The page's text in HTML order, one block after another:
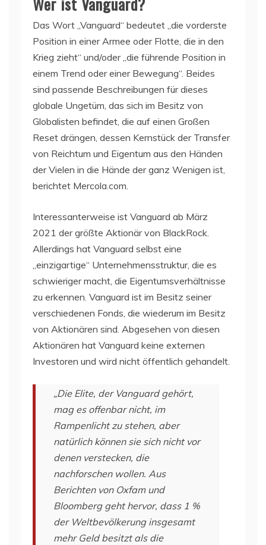
Das Wort „Vanguard“ bedeutet „die vorderste
Position in einer Armee oder Flotte, die in den
Krieg zieht“ und/oder „die führende Position in
einem Trend oder einer Bewegung“. Beides
sind passende Beschreibungen für dieses
globale Ungetüm, das sich im Besitz von
Globalisten befindet, die auf einen Großen
Reset drängen, dessen Kernstück der Transfer
von Reichtum und Eigentum aus den Händen
der Vielen in die Hände der ganz Wenigen ist,
berichtet Mercola.com.
Interessanterweise ist Vanguard ab März
2021 der größte Aktionär von BlackRock.
Allerdings hat Vanguard selbst eine
„einzigartige“ Unternehmensstruktur, die es
schwieriger macht, die Eigentumsverhältnisse
zu erkennen. Vanguard ist im Besitz seiner
verschiedenen Fonds, die wiederum im Besitz
von Aktionären sind. Abgesehen von diesen
Aktionären hat Vanguard keine externen
Investoren und wird nicht öffentlich gehandelt.
„Die Elite, der Vanguard gehört,
mag es offenbar nicht, im
Rampenlicht zu stehen, aber
natürlich können sie sich nicht vor
denen verstecken, die
nachforschen wollen. Aus
Berichten von Oxfam und
Bloomberg geht hervor, dass 1 %
der Weltbevölkerung insgesamt
mehr Geld besitzt als die